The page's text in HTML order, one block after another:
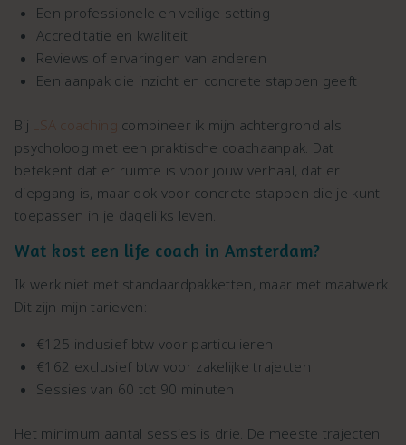
Een professionele en veilige setting
Accreditatie en kwaliteit
Reviews of ervaringen van anderen
Een aanpak die inzicht en concrete stappen geeft
Bij LSA coaching combineer ik mijn achtergrond als
psycholoog met een praktische coachaanpak. Dat
betekent dat er ruimte is voor jouw verhaal, dat er
diepgang is, maar ook voor concrete stappen die je kunt
toepassen in je dagelijks leven.
Wat kost een life coach in Amsterdam?
Ik werk niet met standaardpakketten, maar met maatwerk.
Dit zijn mijn tarieven:
€125 inclusief btw voor particulieren
€162 exclusief btw voor zakelijke trajecten
Sessies van 60 tot 90 minuten
Het minimum aantal sessies is drie. De meeste trajecten